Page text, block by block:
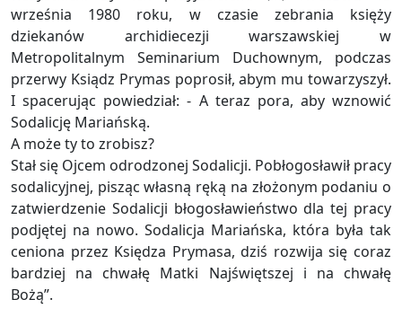
września 1980 roku, w czasie zebrania księży
dziekanów archidiecezji warszawskiej w
Metropolitalnym Seminarium Duchownym, podczas
przerwy Ksiądz Prymas poprosił, abym mu towarzyszył.
I spacerując powiedział: - A teraz pora, aby wznowić
Sodalicję Mariańską.
A może ty to zrobisz?
Stał się Ojcem odrodzonej Sodalicji. Pobłogosławił pracy
sodalicyjnej, pisząc własną ręką na złożonym podaniu o
zatwierdzenie Sodalicji błogosławieństwo dla tej pracy
podjętej na nowo. Sodalicja Mariańska, która była tak
ceniona przez Księdza Prymasa, dziś rozwija się coraz
bardziej na chwałę Matki Najświętszej i na chwałę
Bożą”.